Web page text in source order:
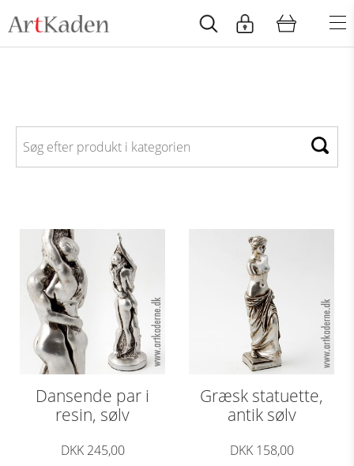
Dansende par i
resin, sølv
DKK 245,00
Græsk statuette,
antik sølv
DKK 158,00